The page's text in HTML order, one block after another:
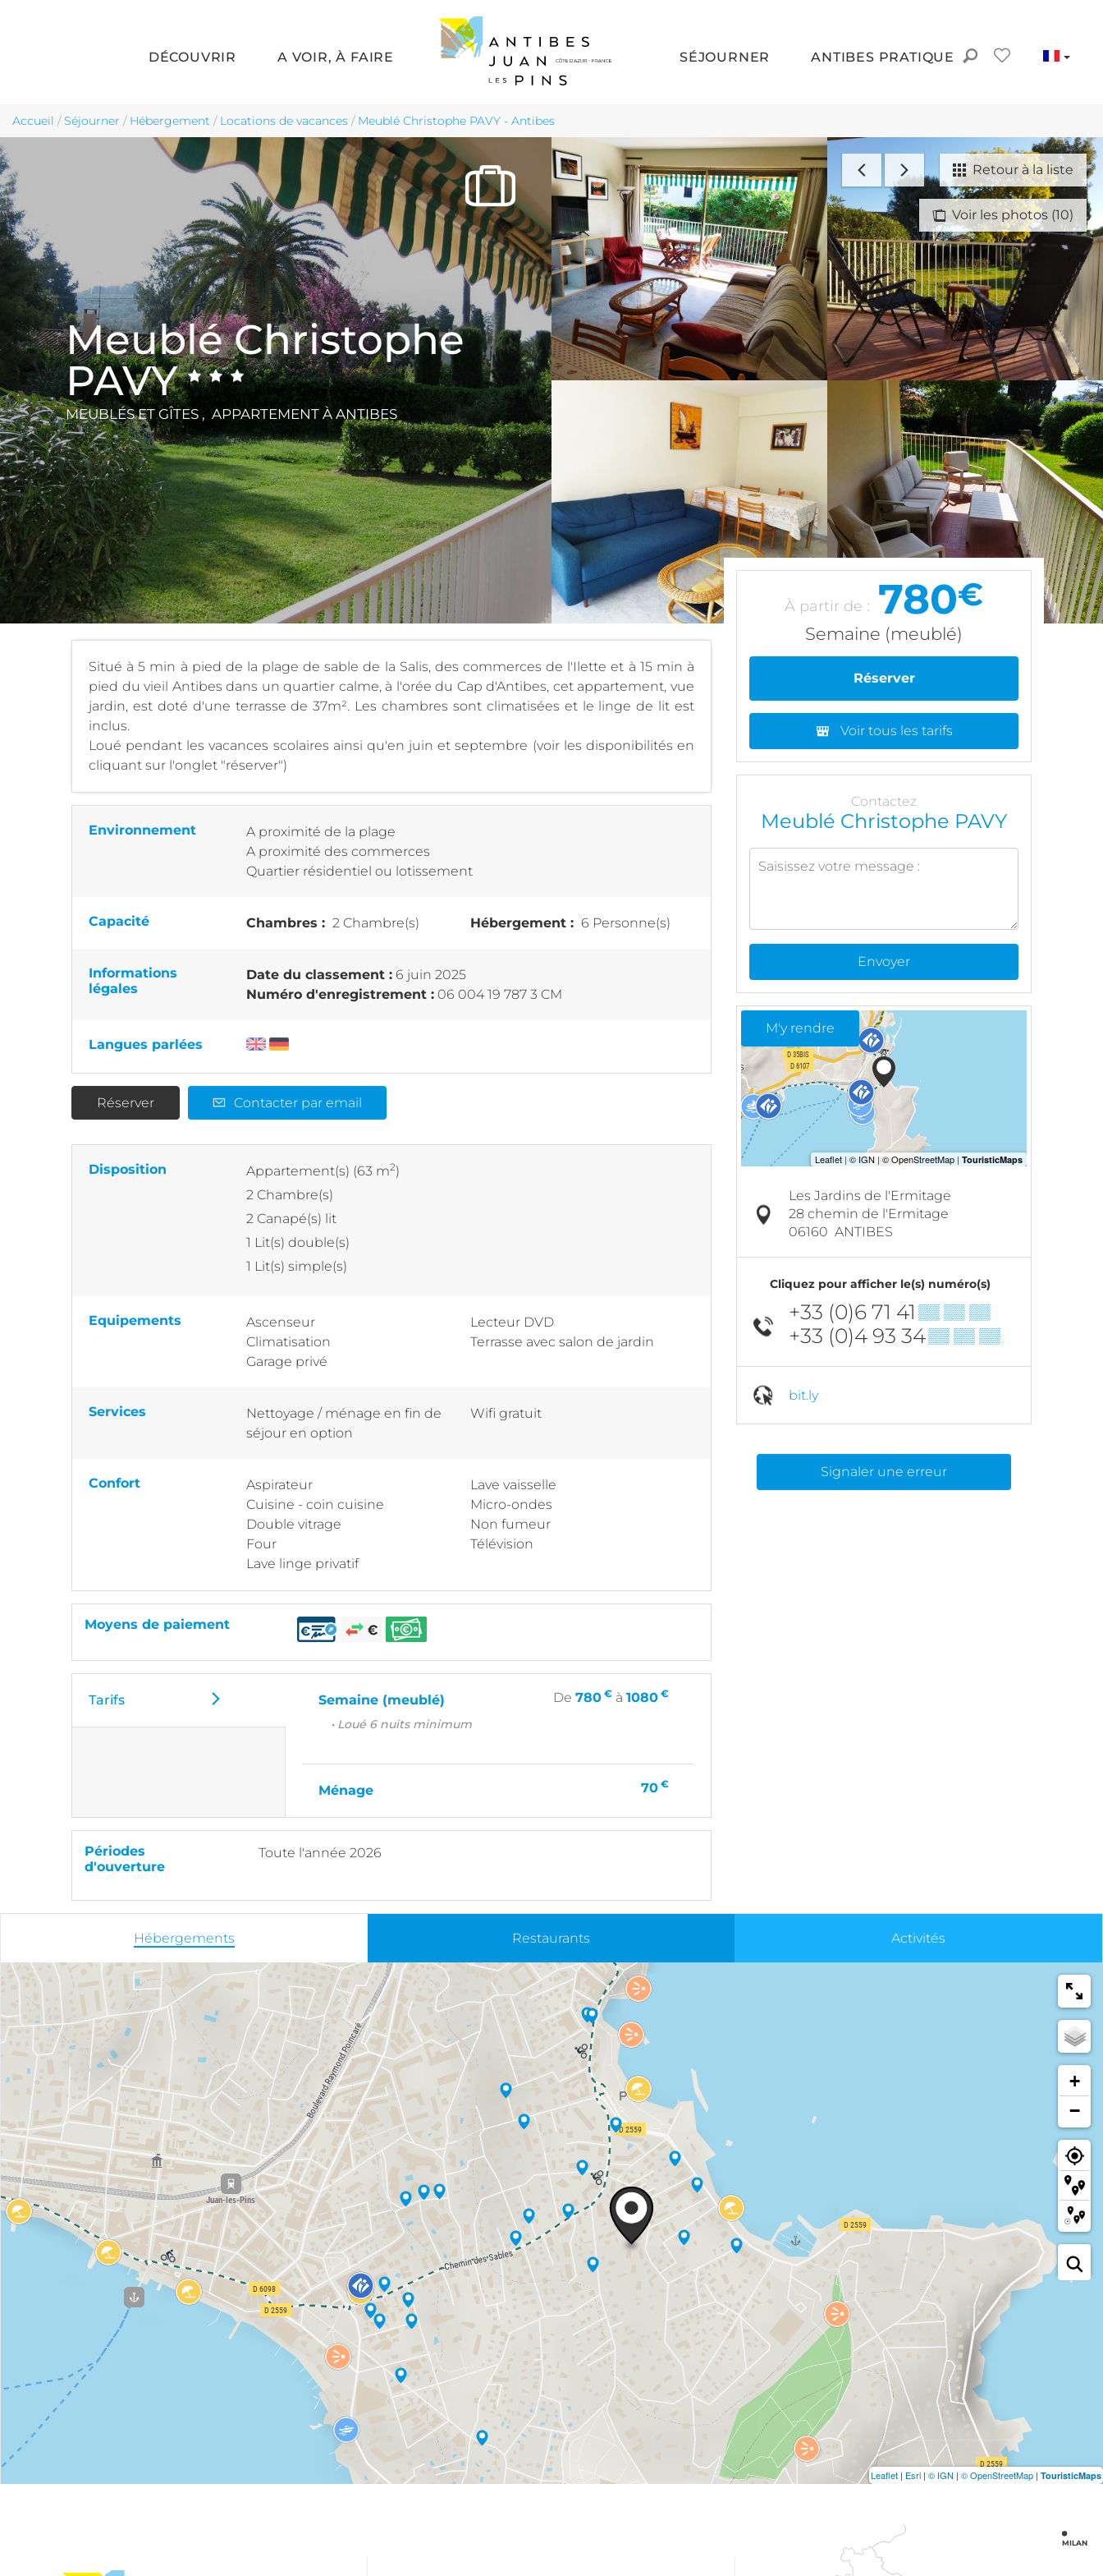
Aller au contenu principal
DÉCOUVRIR A VOIR, À FAIRE SÉJOURNER ANTIBES PRATIQUE
Accueil /Séjourner / Hébergement / Locations de vacances / Meublé Christophe PAVY - Antibes
Voir les photos (10)
Retour à la liste
Meublé Christophe
PAVY
MEUBLÉS ET GÎTES , APPARTEMENT À ANTIBES
Situé à 5 min à pied de la plage de sable de la Salis, des commerces de l'Ilette et à 15 min à
pied du vieil Antibes dans un quartier calme, à l'orée du Cap d'Antibes, cet appartement, vue
jardin, est doté d'une terrasse de 37m². Les chambres sont climatisées et le linge de lit est
inclus.
Loué pendant les vacances scolaires ainsi qu'en juin et septembre (voir les disponibilités en
cliquant sur l'onglet "réserver")
Environnement
A proximité de la plage
A proximité des commerces
Quartier résidentiel ou lotissement
Capacité Chambres : 2 Chambre(s) Hébergement : 6 Personne(s)
Informations
légales
Date du classement : 6 juin 2025
Numéro d'enregistrement : 06 004 19 787 3 CM
Langues parlées
Réserver Contacter par email
Disposition Appartement(s) (63 m2)
2 Chambre(s)
2 Canapé(s) lit
1 Lit(s) double(s)
1 Lit(s) simple(s)
Equipements
Ascenseur
Climatisation
Garage privé
Lecteur DVD
Terrasse avec salon de jardin
Services
Nettoyage / ménage en fin de
séjour en option
Wifi gratuit
Confort
Aspirateur
Cuisine - coin cuisine
Double vitrage
Four
Lave linge privatif
Lave vaisselle
Micro-ondes
Non fumeur
Télévision
Moyens de paiement
Tarifs Semaine (meublé) De780 € à1080 €
• Loué 6 nuits minimum
Ménage 70 €
Périodes
d'ouverture
Toute l'année 2026
À partir de : 780€
Semaine (meublé)
Réserver
Voir tous les tarifs
Contactez
Meublé Christophe PAVY
Envoyer
M'y rendre
Les Jardins de l'Ermitage
28 chemin de l'Ermitage
06160 ANTIBES
Cliquez pour afficher le(s) numéro(s)
+33 (0)6 71 41 ▒▒ ▒▒ ▒▒
+33 (0)4 93 34▒▒ ▒▒ ▒▒
bit.ly
Signaler une erreur
Hébergements Restaurants Activités
+
−
Leaflet | Esri | © IGN | © OpenStreetMap | TouristicMaps
MILAN